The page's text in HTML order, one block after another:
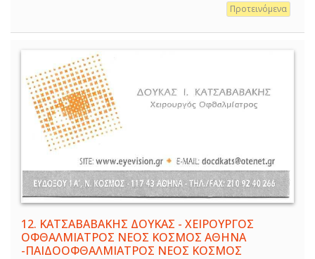
Προτεινόμενα
12. ΚΑΤΣΑΒΑΒΑΚΗΣ ΔΟΥΚΑΣ - ΧΕΙΡΟΥΡΓΟΣ
ΟΦΘΑΛΜΙΑΤΡΟΣ ΝΕΟΣ ΚΟΣΜΟΣ ΑΘΗΝΑ
-ΠΑΙΔΟΟΦΘΑΛΜΙΑΤΡΟΣ ΝΕΟΣ ΚΟΣΜΟΣ